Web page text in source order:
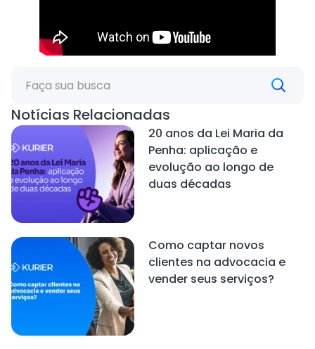
Notícias Relacionadas
20 anos da Lei Maria da
Penha: aplicação e
evolução ao longo de
duas décadas
Como captar novos
clientes na advocacia e
vender seus serviços?